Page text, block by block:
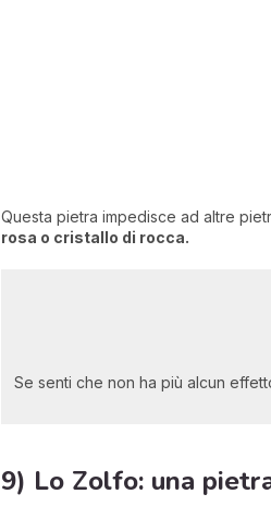
Questa pietra impedisce ad altre
rosa o cristallo di rocca.
Se senti che non ha più alcun
9) Lo Zolfo: una